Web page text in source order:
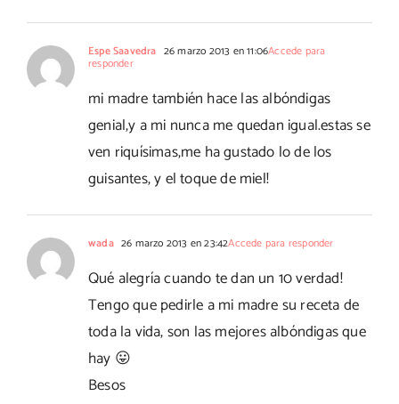
Espe Saavedra 26 marzo 2013 en 11:06Accede para
responder
mi madre también hace las albóndigas
genial,y a mi nunca me quedan igual.estas se
ven riquísimas,me ha gustado lo de los
guisantes, y el toque de miel!
wada 26 marzo 2013 en 23:42Accede para responder
Qué alegría cuando te dan un 10 verdad!
Tengo que pedirle a mi madre su receta de
toda la vida, son las mejores albóndigas que
hay 😛
Besos